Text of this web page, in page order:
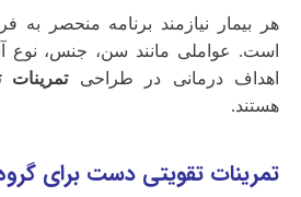
هر بیمار نیازمند برنامه منحصر به
است. عواملی مانند سن، جنس، نوع
اهداف درمانی در طراحی
هستند.
تمرینات تقویتی دست برای